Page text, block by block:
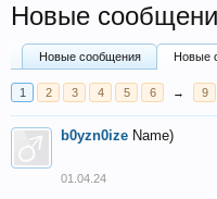
Новые
Новые сообщения Новые
1 2 3 4 5 6 → 9
b0yzn0ize Name)
01.04.24